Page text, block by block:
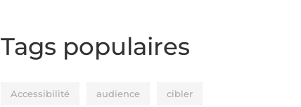
Tags populaires
Accessibilité audience cibler